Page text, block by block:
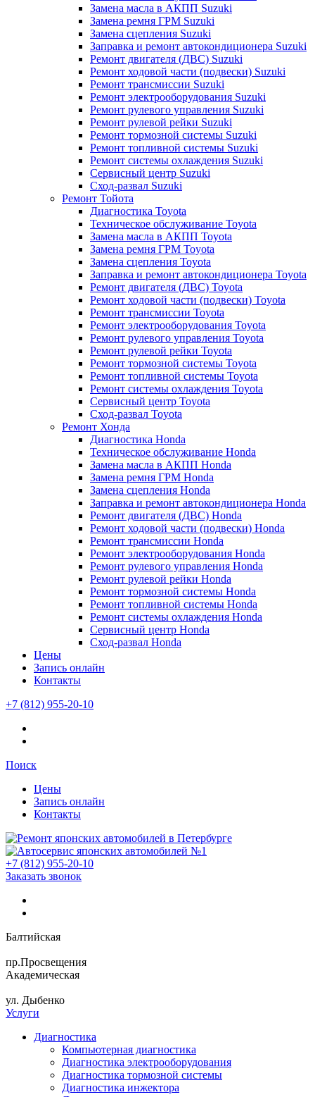
Замена масла в АКПП Suzuki
Замена ремня ГРМ Suzuki
Замена сцепления Suzuki
Заправка и ремонт автокондиционера Suzuki
Ремонт двигателя (ДВС) Suzuki
Ремонт ходовой части (подвески) Suzuki
Ремонт трансмиссии Suzuki
Ремонт электрооборудования Suzuki
Ремонт рулевого управления Suzuki
Ремонт рулевой рейки Suzuki
Ремонт тормозной системы Suzuki
Ремонт топливной системы Suzuki
Ремонт системы охлаждения Suzuki
Сервисный центр Suzuki
Сход-развал Suzuki
Ремонт Тойота
Диагностика Toyota
Техническое обслуживание Toyota
Замена масла в АКПП Toyota
Замена ремня ГРМ Toyota
Замена сцепления Toyota
Заправка и ремонт автокондиционера Toyota
Ремонт двигателя (ДВС) Toyota
Ремонт ходовой части (подвески) Toyota
Ремонт трансмиссии Toyota
Ремонт электрооборудования Toyota
Ремонт рулевого управления Toyota
Ремонт рулевой рейки Toyota
Ремонт тормозной системы Toyota
Ремонт топливной системы Toyota
Ремонт системы охлаждения Toyota
Сервисный центр Toyota
Сход-развал Toyota
Ремонт Хонда
Диагностика Honda
Техническое обслуживание Honda
Замена масла в АКПП Honda
Замена ремня ГРМ Honda
Замена сцепления Honda
Заправка и ремонт автокондиционера Honda
Ремонт двигателя (ДВС) Honda
Ремонт ходовой части (подвески) Honda
Ремонт трансмиссии Honda
Ремонт электрооборудования Honda
Ремонт рулевого управления Honda
Ремонт рулевой рейки Honda
Ремонт тормозной системы Honda
Ремонт топливной системы Honda
Ремонт системы охлаждения Honda
Сервисный центр Honda
Сход-развал Honda
Цены
Запись онлайн
Контакты
+7 (812) 955-20-10
Поиск
Цены
Запись онлайн
Контакты
+7 (812) 955-20-10
Заказать звонок
Балтийская
пр.Просвещения
Академическая
ул. Дыбенко
Услуги
Диагностика
Компьютерная диагностика
Диагностика электрооборудования
Диагностика тормозной системы
Диагностика инжектора